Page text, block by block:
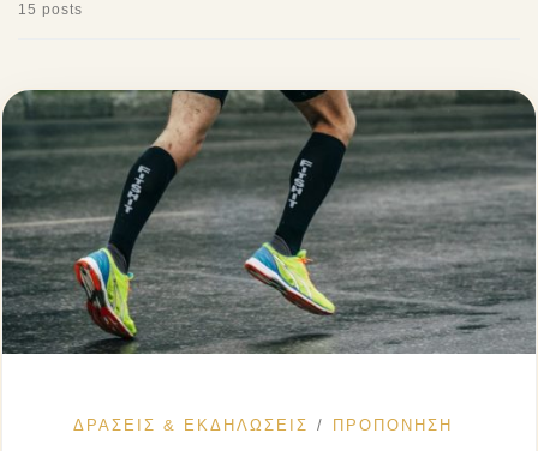
15 posts
ΔΡΑΣΕΙΣ & ΕΚΔΗΛΩΣΕΙΣ ΠΡΟΠΟΝΗΣΗ